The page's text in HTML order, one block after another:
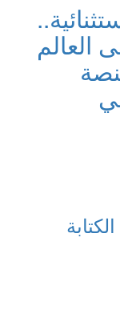
العالم